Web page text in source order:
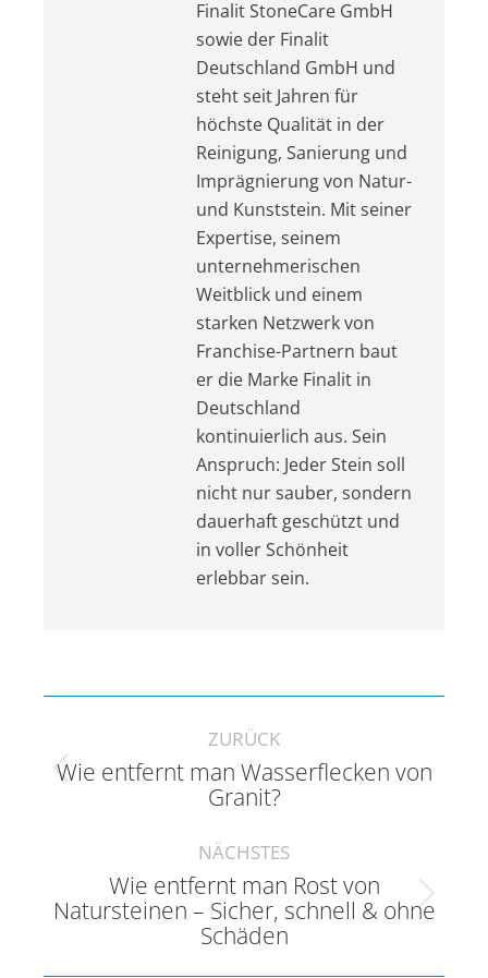
Finalit StoneCare GmbH
sowie der Finalit
Deutschland GmbH und
steht seit Jahren für
höchste Qualität in der
Reinigung, Sanierung und
Imprägnierung von Natur-
und Kunststein. Mit seiner
Expertise, seinem
unternehmerischen
Weitblick und einem
starken Netzwerk von
Franchise-Partnern baut
er die Marke Finalit in
Deutschland
kontinuierlich aus. Sein
Anspruch: Jeder Stein soll
nicht nur sauber, sondern
dauerhaft geschützt und
in voller Schönheit
erlebbar sein.
ZURÜCK
Vorheriger
Beitrag:
Wie entfernt man Wasserflecken von
Granit?
NÄCHSTES
Nächster
Beitrag:
Wie entfernt man Rost von
Natursteinen – Sicher, schnell & ohne
Schäden